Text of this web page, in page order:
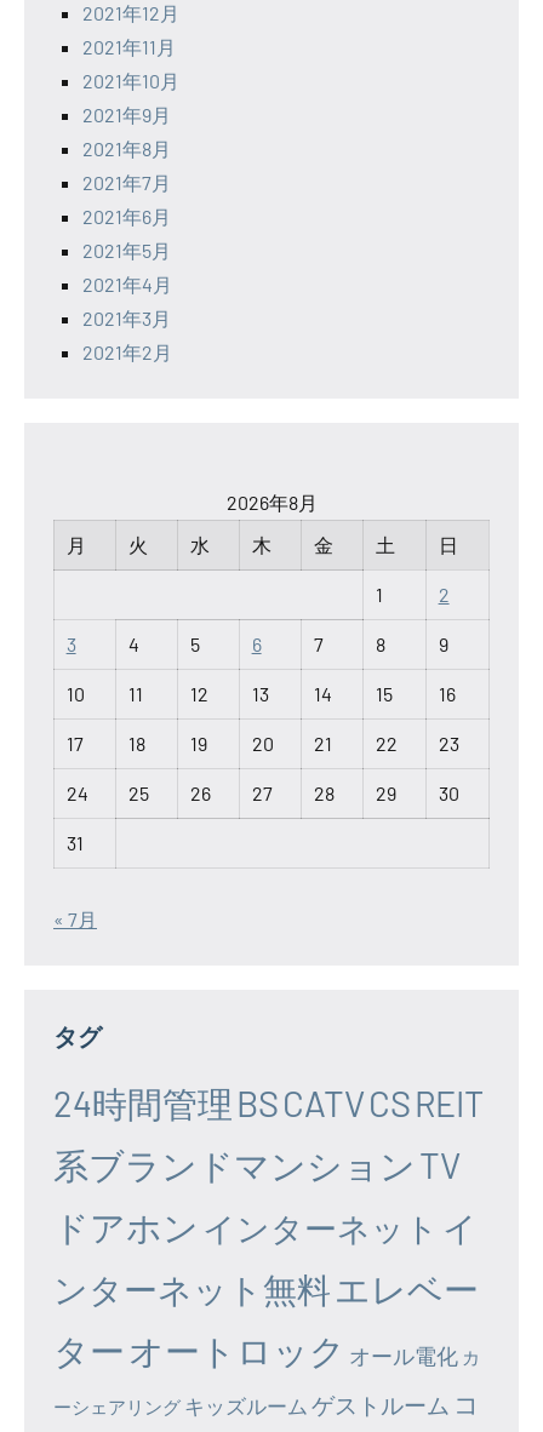
2021年12月
2021年11月
2021年10月
2021年9月
2021年8月
2021年7月
2021年6月
2021年5月
2021年4月
2021年3月
2021年2月
2026年8月
月
火 水 木 金 土 日
1 2
3 4 5 6 7 8 9
10 11 12 13 14 15 16
17 18 19 20 21 22 23
24 25 26 27 28 29 30
31
« 7月
タグ
24時間管理 BSCATVCSREIT
系ブランドマンション TV
ドアホン インターネット イ
ンターネット無料エレベー
ター オートロック オール電化 カ
ーシェアリング キッズルーム ゲストルーム コ